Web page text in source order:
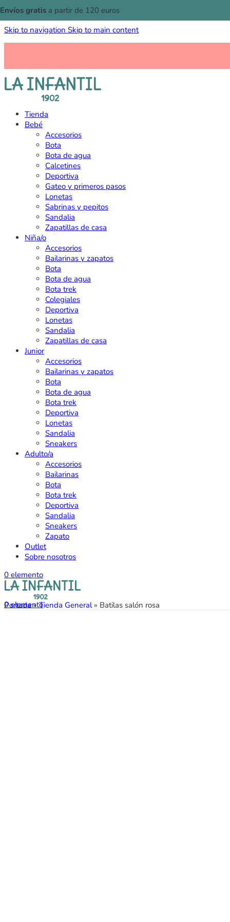
Skip to navigation Skip to main content
Envíos gratis a partir de 120 euros
Tienda
Bebé
Accesorios
Bota
Bota de agua
Calcetines
Deportiva
Gateo y primeros pasos
Lonetas
Sabrinas y pepitos
Sandalia
Zapatillas de casa
Niña/o
Accesorios
Bailarinas y zapatos
Bota
Bota de agua
Bota trek
Colegiales
Deportiva
Lonetas
Sandalia
Zapatillas de casa
Junior
Accesorios
Bailarinas y zapatos
Bota
Bota de agua
Bota trek
Deportiva
Lonetas
Sandalia
Sneakers
Adulto/a
Accesorios
Bailarinas
Bota
Bota trek
Deportiva
Sandalia
Sneakers
Zapato
Outlet
Sobre nosotros
0 elemento
0elemento
Portada»Tienda General» Batilas salón rosa